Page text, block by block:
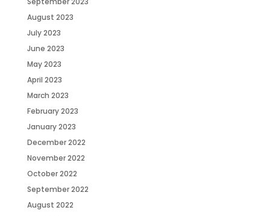
August 2023
July 2023
June 2023
May 2023
April 2023
March 2023
February 2023
January 2023
December 2022
November 2022
October 2022
September 2022
August 2022